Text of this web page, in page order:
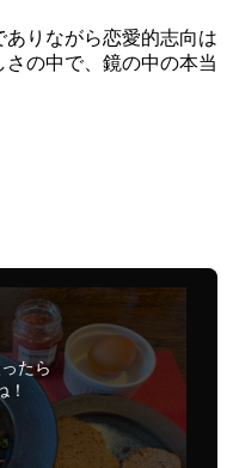
りながら恋愛的志向は
の中で、鏡の中の本当
たら
！